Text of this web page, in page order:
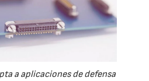
a aplicaciones de defensa